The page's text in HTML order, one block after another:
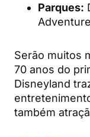
Parques:
Serão muitos
70 anos do
Disneyland
também